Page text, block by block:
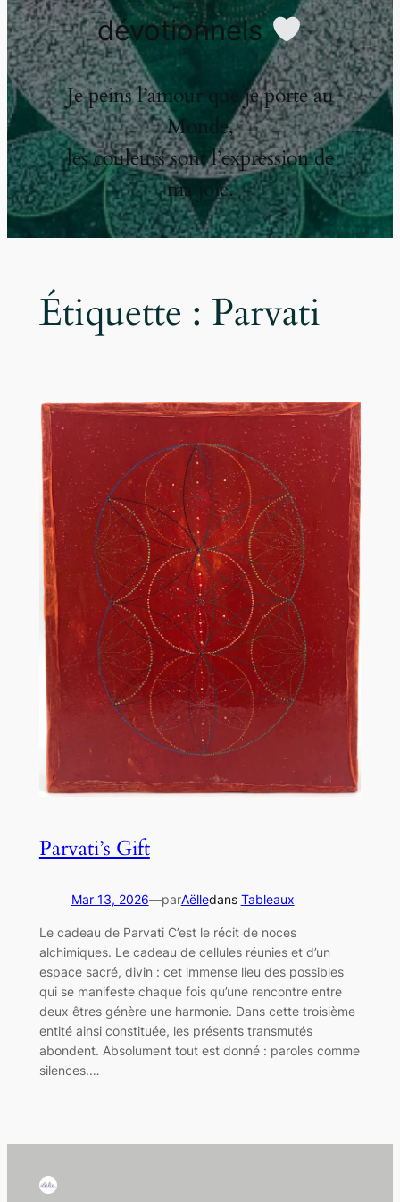
dévotionnels
Je peins l’amour que je porte au
Monde,
les couleurs sont l’expression de
ma joie.
Étiquette : Parvati
Parvati’s Gift
Mar 13, 2026—parAëlledans Tableaux
Le cadeau de Parvati C’est le récit de noces
alchimiques. Le cadeau de cellules réunies et d’un
espace sacré, divin : cet immense lieu des possibles
qui se manifeste chaque fois qu’une rencontre entre
deux êtres génère une harmonie. Dans cette troisième
entité ainsi constituée, les présents transmutés
abondent. Absolument tout est donné : paroles comme
silences.…